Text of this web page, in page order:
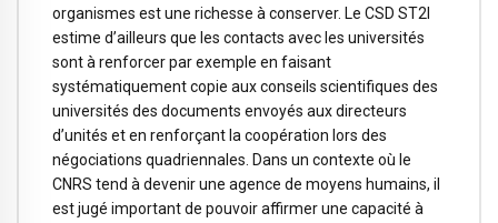
organismes est une richesse à conserver. Le CSD ST2I
estime d’ailleurs que les contacts avec les universités
sont à renforcer par exemple en faisant
systématiquement copie aux conseils scientifiques des
universités des documents envoyés aux directeurs
d’unités et en renforçant la coopération lors des
négociations quadriennales. Dans un contexte où le
CNRS tend à devenir une agence de moyens humains, il
est jugé important de pouvoir affirmer une capacité à